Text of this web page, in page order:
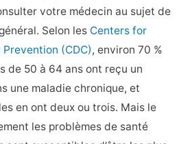
votre médecin au sujet de
Selon les Centers for
(CDC), environ 70 %
de 50 à 64 ans ont reçu un
une maladie chronique, et
en ont deux ou trois. Mais le
les problèmes de santé